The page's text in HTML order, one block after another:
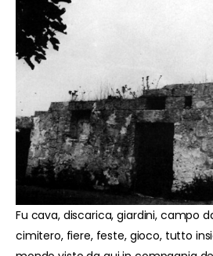
Fu cava, discarica, giardini, campo
cimitero, fiere, feste, gioco, tutto